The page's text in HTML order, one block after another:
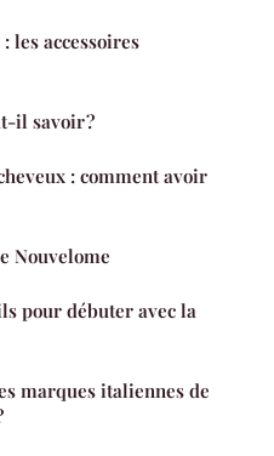
les accessoires
il savoir ?
: comment avoir
Nouvelome
pour débuter avec la
marques italiennes de